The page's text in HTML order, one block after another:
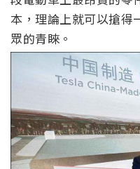
本，理論上就可以搶得
眾的青睞。